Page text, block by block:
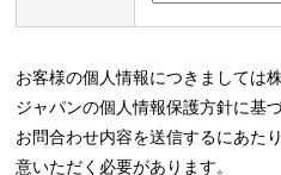
お客様の個人情報につきましては
ジャパンの個人情報保護方針に基
お問合わせ内容を送信するにあた
意いただく必要があります。